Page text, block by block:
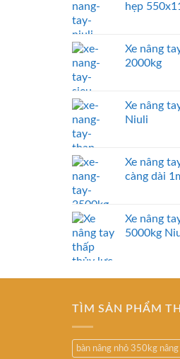
hẹp
Xe nâng
2000kg
Xe nâng
Niuli
Xe nâng
càng dài
Xe nâng
5000kg
TÌM SẢN PHẨM
bàn nâng nhỏ 350kg